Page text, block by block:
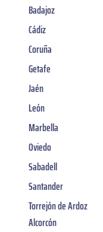
Badajoz
Cádiz
Coruña
Getafe
Jaén
León
Marbella
Oviedo
Sabadell
Santander
Torrejón de Ardoz
Alcorcón